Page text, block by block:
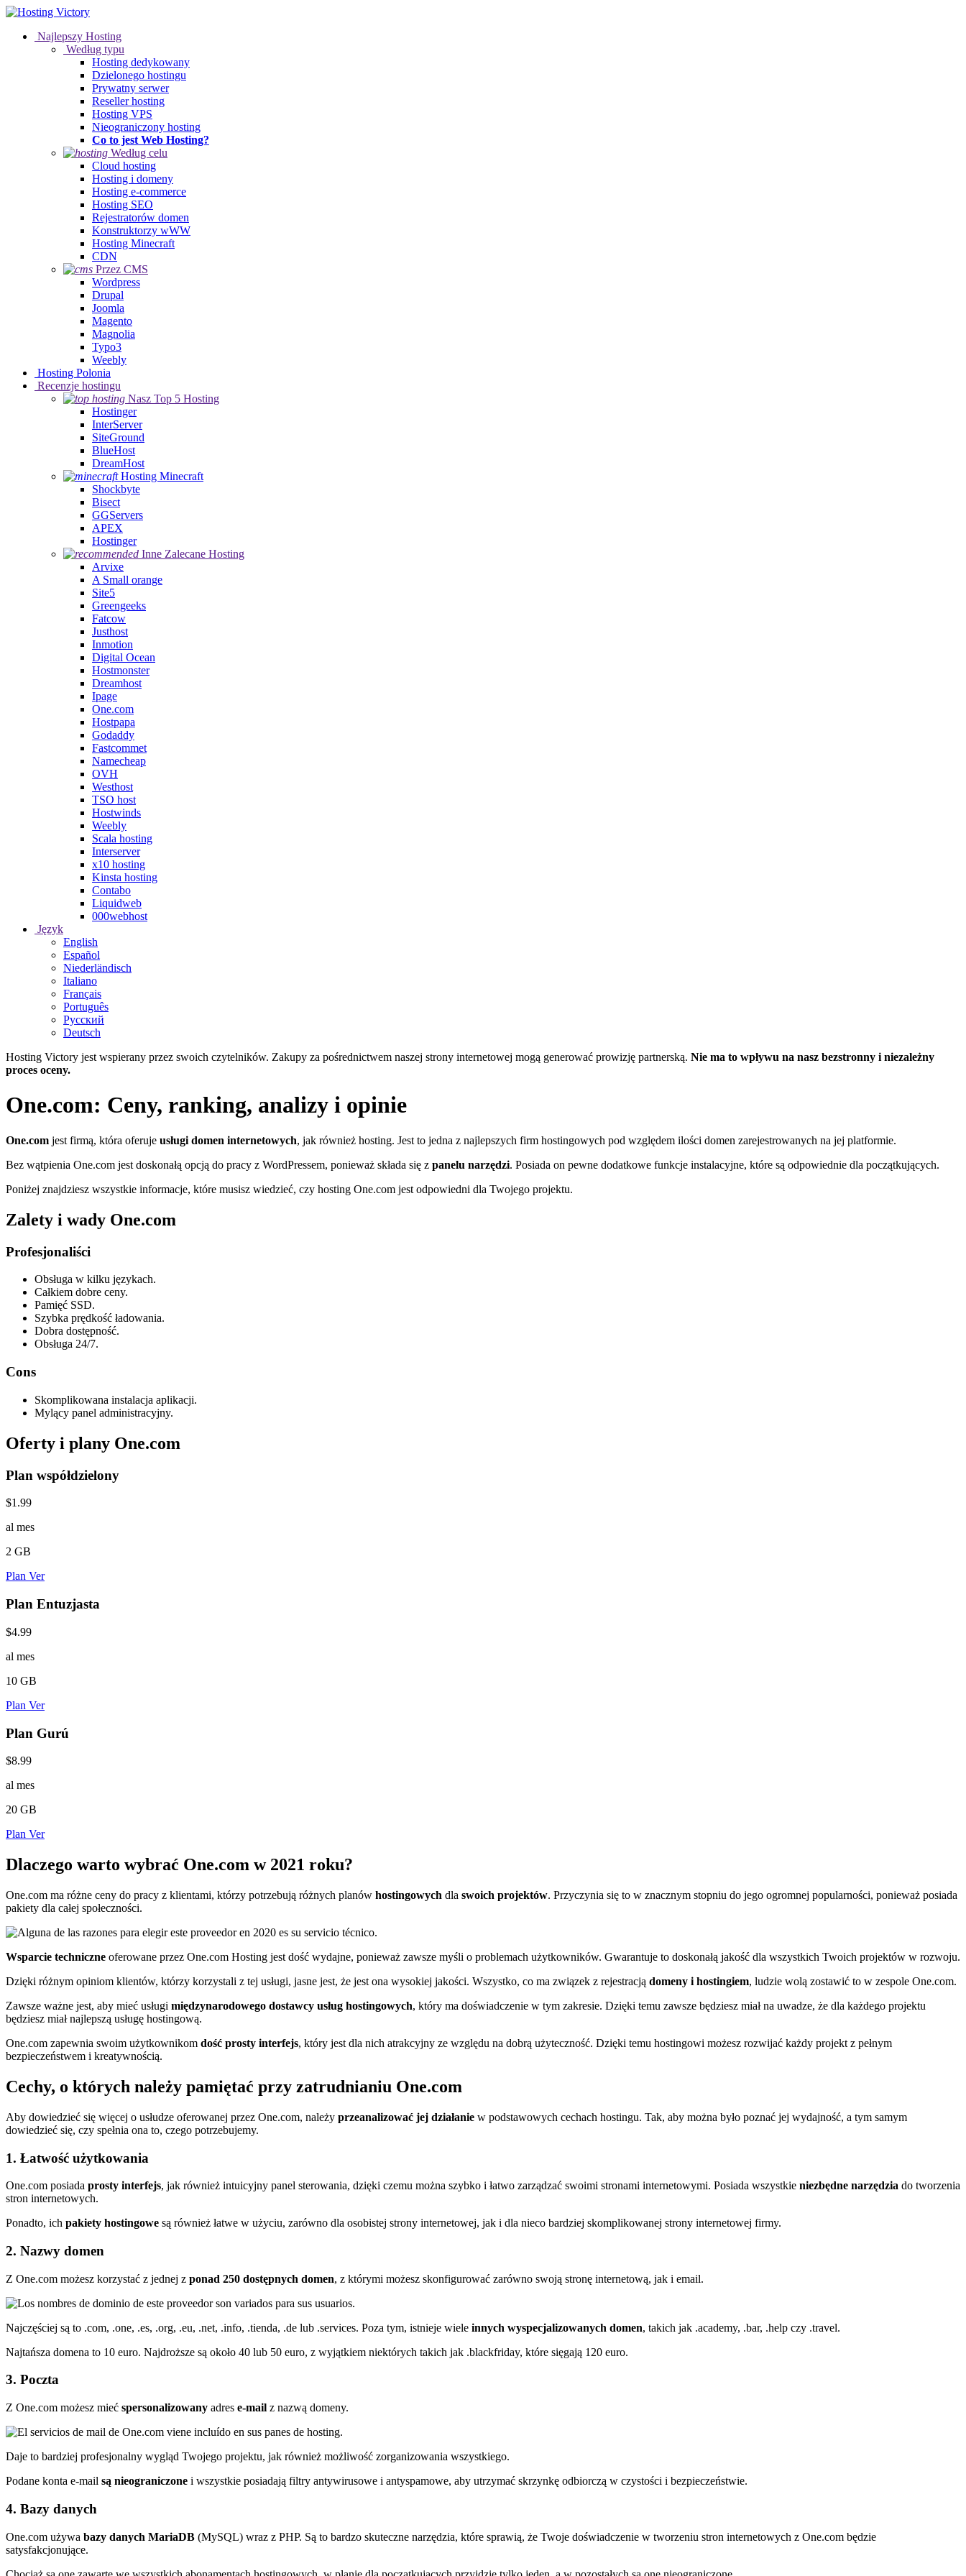
Najlepszy Hosting
Według typu
Hosting dedykowany
Dzielonego hostingu
Prywatny serwer
Reseller hosting
Hosting VPS
Nieograniczony hosting
Co to jest Web Hosting?
Według celu
Cloud hosting
Hosting i domeny
Hosting e-commerce
Hosting SEO
Rejestratorów domen
Konstruktorzy wWW
Hosting Minecraft
CDN
Przez CMS
Wordpress
Drupal
Joomla
Magento
Magnolia
Typo3
Weebly
Hosting Polonia
Recenzje hostingu
Nasz Top 5 Hosting
Hostinger
InterServer
SiteGround
BlueHost
DreamHost
Hosting Minecraft
Shockbyte
Bisect
GGServers
APEX
Hostinger
Inne Zalecane Hosting
Arvixe
A Small orange
Site5
Greengeeks
Fatcow
Justhost
Inmotion
Digital Ocean
Hostmonster
Dreamhost
Ipage
One.com
Hostpapa
Godaddy
Fastcommet
Namecheap
OVH
Westhost
TSO host
Hostwinds
Weebly
Scala hosting
Interserver
x10 hosting
Kinsta hosting
Contabo
Liquidweb
000webhost
Język
English
Español
Niederländisch
Italiano
Français
Português
Русский
Deutsch
Hosting Victory jest wspierany przez swoich czytelników. Zakupy za pośrednictwem naszej strony internetowej mogą generować prowizję partnerską. Nie ma to wpływu na nasz bezstronny i niezależny
proces oceny.
One.com: Ceny, ranking, analizy i opinie
One.com jest firmą, która oferuje usługi domen internetowych, jak również hosting. Jest to jedna z najlepszych firm hostingowych pod względem ilości domen zarejestrowanych na jej platformie.
Bez wątpienia One.com jest doskonałą opcją do pracy z WordPressem, ponieważ składa się z panelu narzędzi. Posiada on pewne dodatkowe funkcje instalacyjne, które są odpowiednie dla początkujących.
Poniżej znajdziesz wszystkie informacje, które musisz wiedzieć, czy hosting One.com jest odpowiedni dla Twojego projektu.
Zalety i wady One.com
Profesjonaliści
Obsługa w kilku językach.
Całkiem dobre ceny.
Pamięć SSD.
Szybka prędkość ładowania.
Dobra dostępność.
Obsługa 24/7.
Cons
Skomplikowana instalacja aplikacji.
Mylący panel administracyjny.
Oferty i plany One.com
Plan współdzielony
$1.99
al mes
2 GB
Plan Ver
Plan Entuzjasta
$4.99
al mes
10 GB
Plan Ver
Plan Gurú
$8.99
al mes
20 GB
Plan Ver
Dlaczego warto wybrać One.com w 2021 roku?
One.com ma różne ceny do pracy z klientami, którzy potrzebują różnych planów hostingowych dla swoich projektów. Przyczynia się to w znacznym stopniu do jego ogromnej popularności, ponieważ posiada
pakiety dla całej społeczności.
Wsparcie techniczne oferowane przez One.com Hosting jest dość wydajne, ponieważ zawsze myśli o problemach użytkowników. Gwarantuje to doskonałą jakość dla wszystkich Twoich projektów w rozwoju.
Dzięki różnym opiniom klientów, którzy korzystali z tej usługi, jasne jest, że jest ona wysokiej jakości. Wszystko, co ma związek z rejestracją domeny i hostingiem, ludzie wolą zostawić to w zespole One.com.
Zawsze ważne jest, aby mieć usługi międzynarodowego dostawcy usług hostingowych, który ma doświadczenie w tym zakresie. Dzięki temu zawsze będziesz miał na uwadze, że dla każdego projektu
będziesz miał najlepszą usługę hostingową.
One.com zapewnia swoim użytkownikom dość prosty interfejs, który jest dla nich atrakcyjny ze względu na dobrą użyteczność. Dzięki temu hostingowi możesz rozwijać każdy projekt z pełnym
bezpieczeństwem i kreatywnością.
Cechy, o których należy pamiętać przy zatrudnianiu One.com
Aby dowiedzieć się więcej o usłudze oferowanej przez One.com, należy przeanalizować jej działanie w podstawowych cechach hostingu. Tak, aby można było poznać jej wydajność, a tym samym
dowiedzieć się, czy spełnia ona to, czego potrzebujemy.
1. Łatwość użytkowania
One.com posiada prosty interfejs, jak również intuicyjny panel sterowania, dzięki czemu można szybko i łatwo zarządzać swoimi stronami internetowymi. Posiada wszystkie niezbędne narzędzia do tworzenia
stron internetowych.
Ponadto, ich pakiety hostingowe są również łatwe w użyciu, zarówno dla osobistej strony internetowej, jak i dla nieco bardziej skomplikowanej strony internetowej firmy.
2. Nazwy domen
Z One.com możesz korzystać z jednej z ponad 250 dostępnych domen, z którymi możesz skonfigurować zarówno swoją stronę internetową, jak i email.
Najczęściej są to .com, .one, .es, .org, .eu, .net, .info, .tienda, .de lub .services. Poza tym, istnieje wiele innych wyspecjalizowanych domen, takich jak .academy, .bar, .help czy .travel.
Najtańsza domena to 10 euro. Najdroższe są około 40 lub 50 euro, z wyjątkiem niektórych takich jak .blackfriday, które sięgają 120 euro.
3. Poczta
Z One.com możesz mieć spersonalizowany adres e-mail z nazwą domeny.
Daje to bardziej profesjonalny wygląd Twojego projektu, jak również możliwość zorganizowania wszystkiego.
Podane konta e-mail są nieograniczone i wszystkie posiadają filtry antywirusowe i antyspamowe, aby utrzymać skrzynkę odbiorczą w czystości i bezpieczeństwie.
4. Bazy danych
One.com używa bazy danych MariaDB (MySQL) wraz z PHP. Są to bardzo skuteczne narzędzia, które sprawią, że Twoje doświadczenie w tworzeniu stron internetowych z One.com będzie
satysfakcjonujące.